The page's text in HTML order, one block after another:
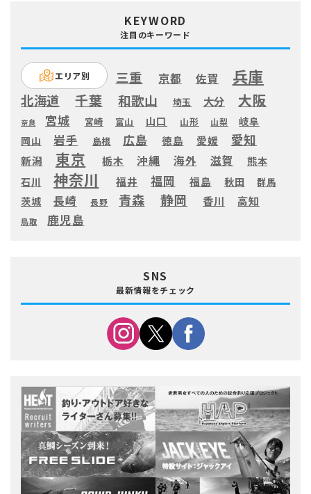
KEYWORD
注目のキーワード
エリア別 三重 京都 佐賀 兵庫
北海道 千葉 和歌山 埼玉 大分 大阪
奈良 宮城 宮崎 富山 山口 山形 山梨
岐阜
岡山
岩手 島根 広島 徳島 愛媛 愛知
新潟 東京 栃木 沖縄 海外 滋賀
熊本
石川
神奈川 福井 福岡 福島 秋田 群馬
茨城 長崎 長野 青森 静岡 香川 高知
鳥取 鹿児島
SNS
最新情報をチェック